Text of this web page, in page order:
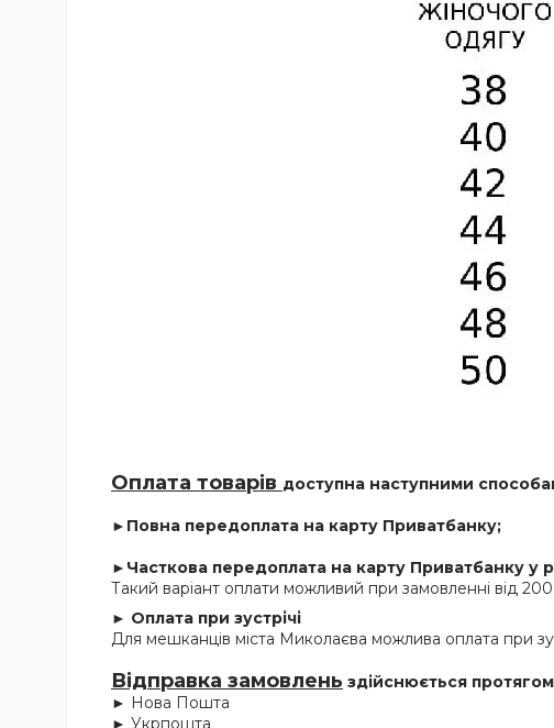
Оплата товарів доступна наступними
►Повна передоплата на карту Приватбанку;
►Часткова передоплата на карту Приватбанку у
Такий варіант оплати можливий при замовленні від
► Оплата при зустрічі
Для мешканців міста Миколаєва можлива оплата при
Відправка замовлень здійснюється
► Нова Пошта
► Укрпошта